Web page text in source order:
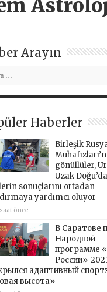
Arayın
Haberler
Birleşik
gönüllüler,
Uzak
sonuçlarını ortadan
yardımcı oluyor
önce
В Саратове
Народной
программе
России»-
адаптивный
высота»